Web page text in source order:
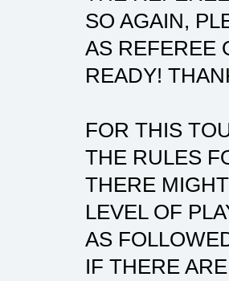
SO AGAIN,
AS REFEREE
READY!
FOR THIS
THE RULES
THERE
LEVEL OF
AS
IF THERE